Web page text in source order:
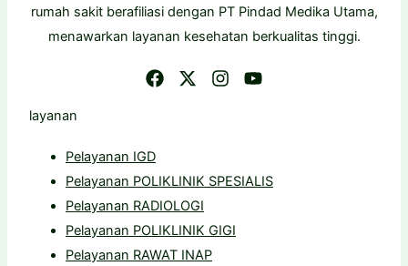
rumah sakit berafiliasi dengan PT Pindad Medika Utama,
menawarkan layanan kesehatan berkualitas tinggi.
layanan
Pelayanan IGD
Pelayanan POLIKLINIK SPESIALIS
Pelayanan RADIOLOGI
Pelayanan POLIKLINIK GIGI
Pelayanan RAWAT INAP